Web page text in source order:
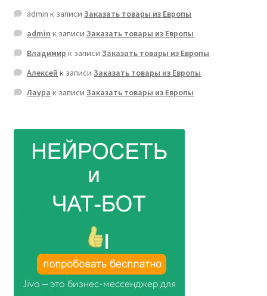
admin к записиЗаказать товары из Европы
admin к записиЗаказать товары из Европы
Владимир к записиЗаказать товары из Европы
Алексей к записиЗаказать товары из Европы
Лаура к записиЗаказать товары из Европы